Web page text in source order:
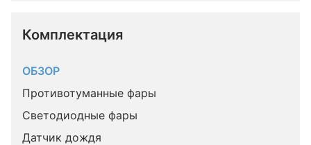
Комплектация
ОБЗОР
Противотуманные фары
Светодиодные фары
Датчик дождя